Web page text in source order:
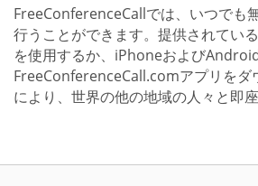
FreeConferenceCallでは、いつでも
行うことができます。提供されてい
を使用するか、iPhoneおよび
FreeConferenceCall.comアプリをダ
により、世界の他の地域の人々と即